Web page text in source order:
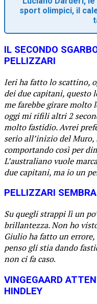
sport olimpici, il
IL SECONDO
PELLIZZARI
Ieri ha fatto lo scattino,
dei due capitani, questo
me farebbe girare molto
oggi mi rifili altri 2
molto fastidio. Avrei
serio all’inizio del
comportando così per
L’australiano vuole
due capitani, ma io un
PELLIZZARI
Su quegli strappi lì un
brillantezza. Non ho
Giulio ha fatto un
penso gli stia dando
non ci fa caso.
VINGEGAARD
HINDLEY